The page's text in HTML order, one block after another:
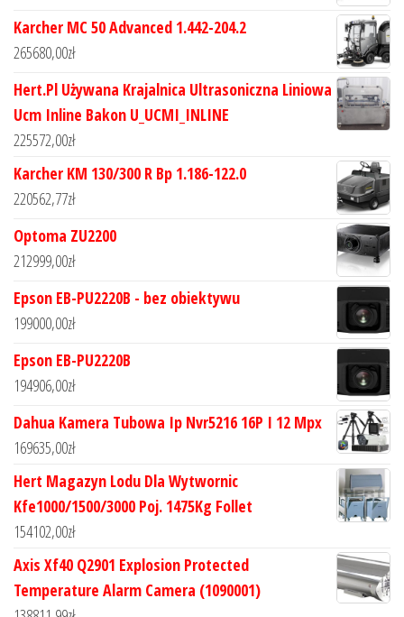
Karcher MC 50 Advanced 1.442-204.2
265680,00zł
Hert.Pl Używana Krajalnica Ultrasoniczna Liniowa
Ucm Inline Bakon U_UCMI_INLINE
225572,00zł
Karcher KM 130/300 R Bp 1.186-122.0
220562,77zł
Optoma ZU2200
212999,00zł
Epson EB-PU2220B - bez obiektywu
199000,00zł
Epson EB-PU2220B
194906,00zł
Dahua Kamera Tubowa Ip Nvr5216 16P I 12 Mpx
169635,00zł
Hert Magazyn Lodu Dla Wytwornic
Kfe1000/1500/3000 Poj. 1475Kg Follet
154102,00zł
Axis Xf40 Q2901 Explosion Protected
Temperature Alarm Camera (1090001)